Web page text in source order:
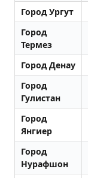
Город Ургут
Город
Термез
Город Денау
Город
Гулистан
Город
Янгиер
Город
Нурафшон